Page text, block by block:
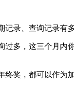
录、查询记录有
多，这三个月内
奖，都可以作为